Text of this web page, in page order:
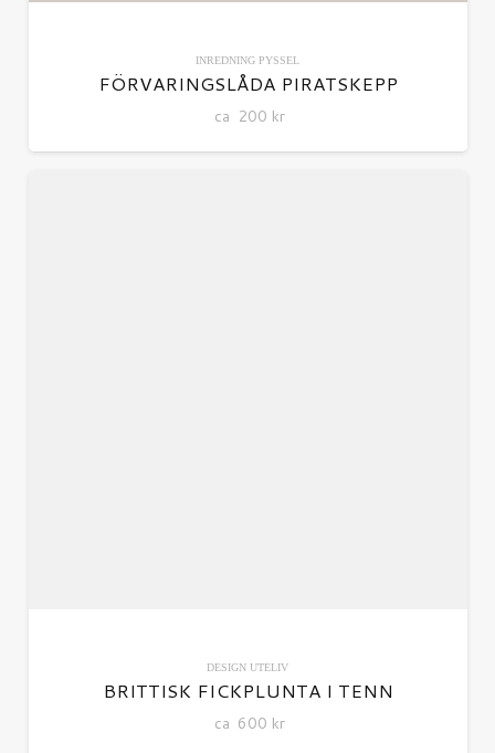
INREDNING PYSSEL
FÖRVARINGSLÅDA PIRATSKEPP
ca 200 kr
DESIGN UTELIV
BRITTISK FICKPLUNTA I TENN
ca 600 kr